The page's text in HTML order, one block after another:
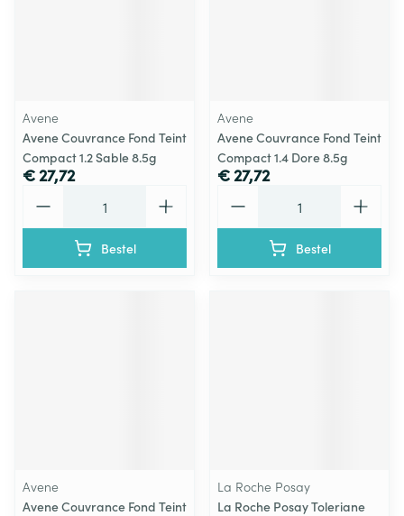
Avene
Avene Couvrance Fond Teint
Compact 1.2 Sable 8.5g
€ 27,72
Bestel
Avene
Avene Couvrance Fond Teint
Compact 1.4 Dore 8.5g
€ 27,72
Bestel
Avene
Avene Couvrance Fond Teint
La Roche Posay
La Roche Posay Toleriane